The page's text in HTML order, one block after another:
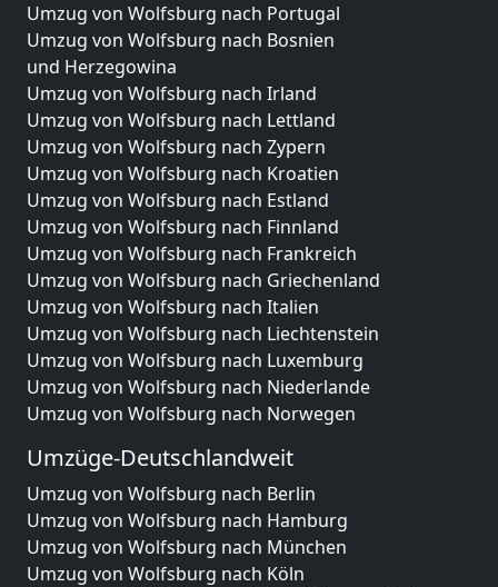
Umzug von Wolfsburg nach Portugal
Umzug von Wolfsburg nach Bosnien
und Herzegowina
Umzug von Wolfsburg nach Irland
Umzug von Wolfsburg nach Lettland
Umzug von Wolfsburg nach Zypern
Umzug von Wolfsburg nach Kroatien
Umzug von Wolfsburg nach Estland
Umzug von Wolfsburg nach Finnland
Umzug von Wolfsburg nach Frankreich
Umzug von Wolfsburg nach Griechenland
Umzug von Wolfsburg nach Italien
Umzug von Wolfsburg nach Liechtenstein
Umzug von Wolfsburg nach Luxemburg
Umzug von Wolfsburg nach Niederlande
Umzug von Wolfsburg nach Norwegen
Umzüge-Deutschlandweit
Umzug von Wolfsburg nach Berlin
Umzug von Wolfsburg nach Hamburg
Umzug von Wolfsburg nach München
Umzug von Wolfsburg nach Köln